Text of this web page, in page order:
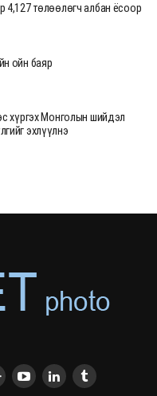
4,127 төлөөлөгч албан ёсоор
ойн баяр
хүргэх Монголын шийдэл
эхлүүлнэ
МУАЖ Д.Цэрэндарьзавт